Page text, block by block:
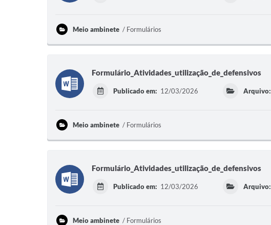
Meio ambinete Formulários
Formulário_Atividades_utilização_de_defensivos
Publicado em: 12/03/2026 Arquivo:
Meio ambinete Formulários
Formulário_Atividades_utilização_de_defensivos
Publicado em: 12/03/2026 Arquivo:
Meio ambinete Formulários